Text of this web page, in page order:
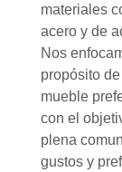
materiales
acero y de
Nos
propósito
mueble
con el
plena
gustos y